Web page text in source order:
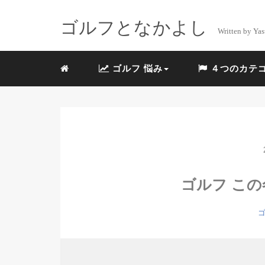
ゴルフとなかよし Written by
ゴルフ 悩み ４つのカテ
ゴルフ こ